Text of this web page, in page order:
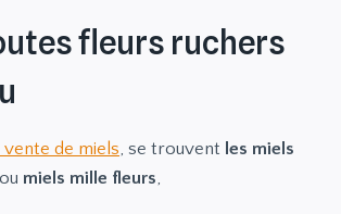
fleurs ruchers
de miels, se trouvent les miels
miels mille fleurs,